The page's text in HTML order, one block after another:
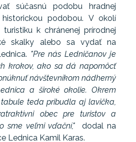
súčasnú podobu hradnej
podobou. V okolí
k chránenej prírodnej
skalky alebo sa vydať na
"Pre nás Ledničanov je
krokov, ako sa dá napomôcť
návštevníkom nádherný
a široké okolie. Okrem
teda pribudla aj lavička,
obec pre turistov a
sme veľmi vďační,"dodal na
Lednica Kamil Karas.